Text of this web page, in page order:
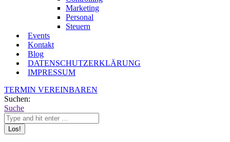
Marketing
Personal
Steuern
Events
Kontakt
Blog
DATENSCHUTZERKLÄRUNG
IMPRESSUM
TERMIN VEREINBAREN
Suchen:
Suche